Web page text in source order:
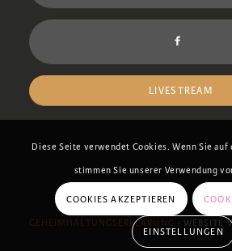
LIVESTREAM
GEHEIMHALTUNGSERKLÄRUNG - WEBSITE
Diese Seite verwendet Cookies. Wenn Sie
stimmen Sie unserer Verwendung
COOKIES AKZEPTIEREN
EINSTELLUNGEN